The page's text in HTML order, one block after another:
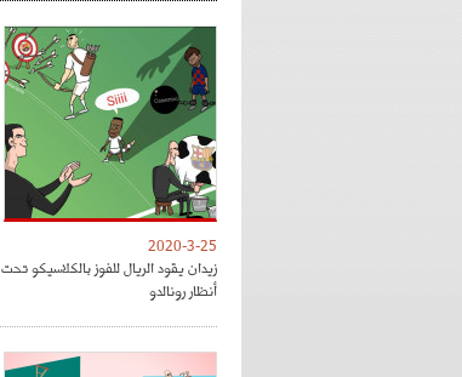
2020-3-25
زيدان يقود الريال للفوز بالكلاسيكو تحت
أنظار رونالدو